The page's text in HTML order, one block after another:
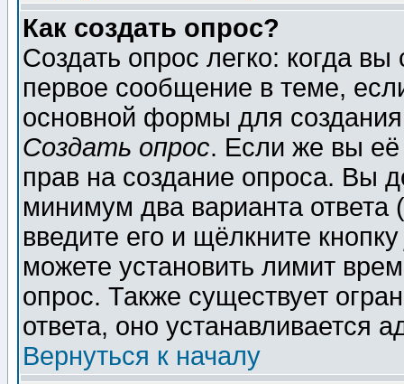
Как создать опрос?
Создать опрос легко: когда
первое сообщение в теме,
основной формы для
Создать опрос. Если же вы её
прав на создание опроса. Вы
минимум два варианта ответа
введите его и щёлкните
можете установить лимит
опрос. Также существует
ответа, оно устанавливается
Вернуться к началу